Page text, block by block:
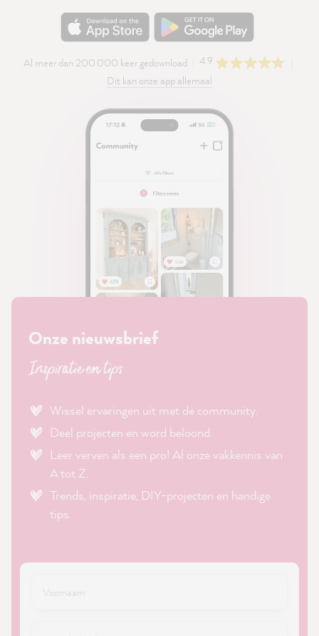
Al meer dan 200.000 keer gedownload
4.9
Dit kan onze app allemaal
Onze nieuwsbrief
Inspiratie en tips
Wissel ervaringen uit met de community.
Deel projecten en word beloond.
Leer verven als een pro! Al onze vakkennis van
A tot Z.
Trends, inspiratie, DIY-projecten en handige
tips.